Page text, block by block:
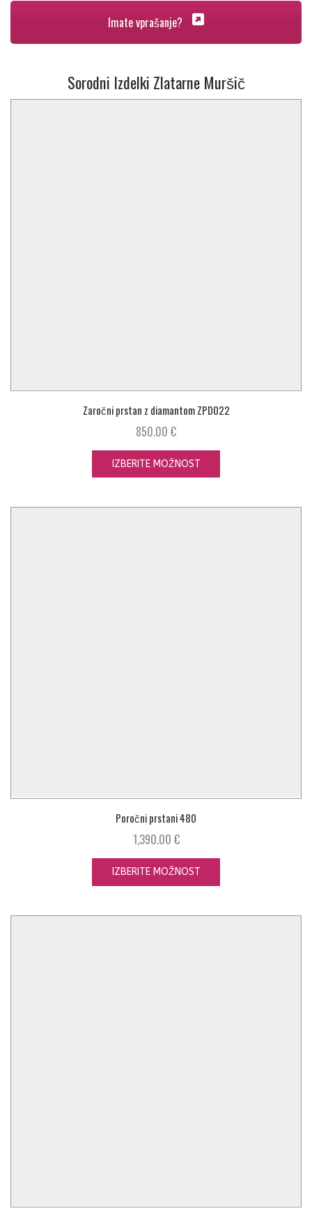
Imate vprašanje?
Sorodni Izdelki Zlatarne Muršič
Zaročni prstan z diamantom ZPD022
850.00 €
IZBERITE MOŽNOST
Poročni prstani 480
1,390.00 €
IZBERITE MOŽNOST